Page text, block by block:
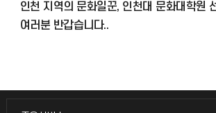
인천 지역의 문화일꾼, 인천대 문화대학원
여러분 반갑습니다..